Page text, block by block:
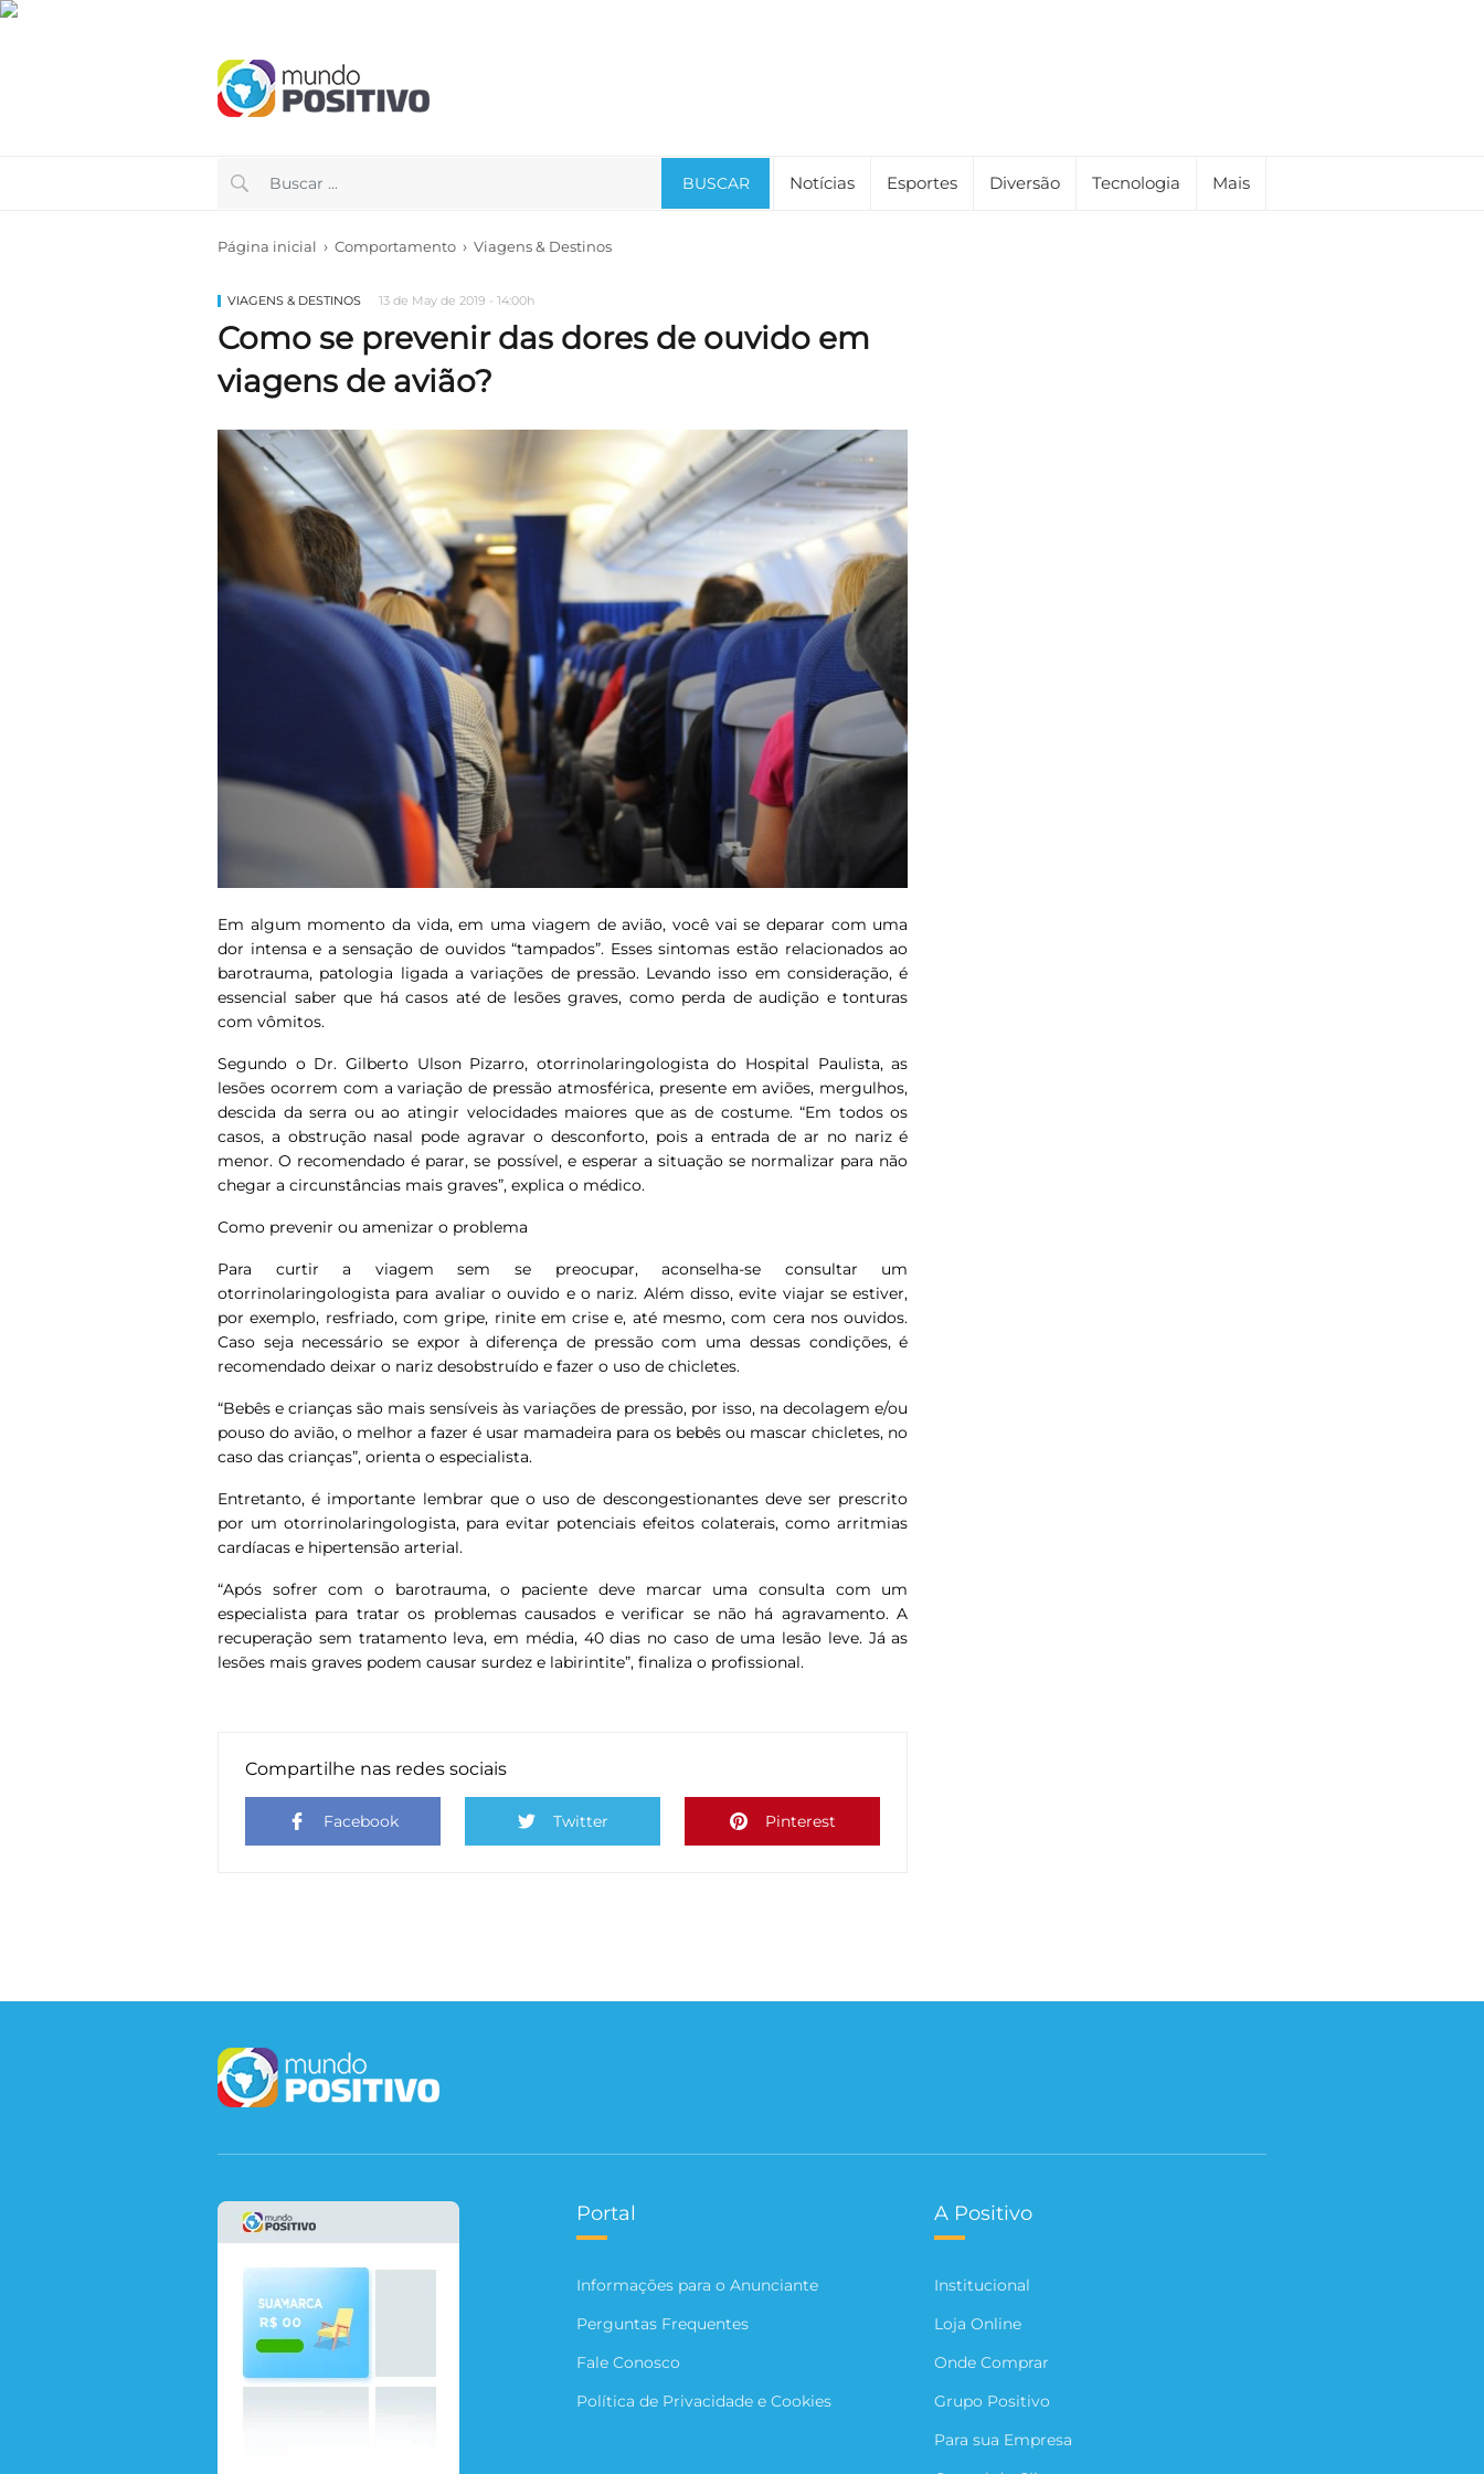
BUSCAR Notícias Esportes Diversão Tecnologia Mais
Página inicial › Comportamento › Viagens & Destinos
VIAGENS & DESTINOS 13 de May de 2019 - 14:00h
Como se prevenir das dores de ouvido em
viagens de avião?
Em algum momento da vida, em uma viagem de avião, você vai se deparar com uma
dor intensa e a sensação de ouvidos “tampados”. Esses sintomas estão relacionados ao
barotrauma, patologia ligada a variações de pressão. Levando isso em consideração, é
essencial saber que há casos até de lesões graves, como perda de audição e tonturas
com vômitos.
Segundo o Dr. Gilberto Ulson Pizarro, otorrinolaringologista do Hospital Paulista, as
lesões ocorrem com a variação de pressão atmosférica, presente em aviões, mergulhos,
descida da serra ou ao atingir velocidades maiores que as de costume. “Em todos os
casos, a obstrução nasal pode agravar o desconforto, pois a entrada de ar no nariz é
menor. O recomendado é parar, se possível, e esperar a situação se normalizar para não
chegar a circunstâncias mais graves”, explica o médico.
Como prevenir ou amenizar o problema
Para curtir a viagem sem se preocupar, aconselha-se consultar um
otorrinolaringologista para avaliar o ouvido e o nariz. Além disso, evite viajar se estiver,
por exemplo, resfriado, com gripe, rinite em crise e, até mesmo, com cera nos ouvidos.
Caso seja necessário se expor à diferença de pressão com uma dessas condições, é
recomendado deixar o nariz desobstruído e fazer o uso de chicletes.
“Bebês e crianças são mais sensíveis às variações de pressão, por isso, na decolagem e/ou
pouso do avião, o melhor a fazer é usar mamadeira para os bebês ou mascar chicletes, no
caso das crianças”, orienta o especialista.
Entretanto, é importante lembrar que o uso de descongestionantes deve ser prescrito
por um otorrinolaringologista, para evitar potenciais efeitos colaterais, como arritmias
cardíacas e hipertensão arterial.
“Após sofrer com o barotrauma, o paciente deve marcar uma consulta com um
especialista para tratar os problemas causados e verificar se não há agravamento. A
recuperação sem tratamento leva, em média, 40 dias no caso de uma lesão leve. Já as
lesões mais graves podem causar surdez e labirintite”, finaliza o profissional.
Compartilhe nas redes sociais
Facebook Twitter Pinterest
Portal
Informações para o Anunciante
Perguntas Frequentes
Fale Conosco
Política de Privacidade e Cookies
A Positivo
Institucional
Loja Online
Onde Comprar
Grupo Positivo
Para sua Empresa